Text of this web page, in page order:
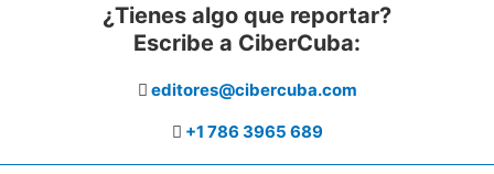
¿Tienes algo que reportar?
Escribe a CiberCuba:
editores@cibercuba.com
+1 786 3965 689